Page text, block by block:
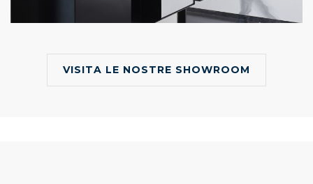
VISITA LE NOSTRE SHOWROOM